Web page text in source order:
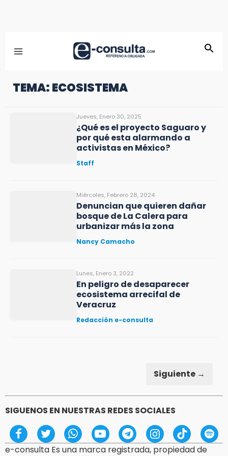
TEMA: ECOSISTEMA
Jueves, Enero 30, 2025
¿Qué es el proyecto Saguaro y
por qué esta alarmando a
activistas en México?
Staff
Miércoles, Febrero 28, 2024
Denuncian que quieren dañar
bosque de La Calera para
urbanizar más la zona
Nancy Camacho
Lunes, Enero 3, 2022
En peligro de desaparecer
ecosistema arrecifal de
Veracruz
Redacción e-consulta
Siguiente →
SIGUENOS EN NUESTRAS REDES SOCIALES
e-consulta Es una marca registrada, propiedad de